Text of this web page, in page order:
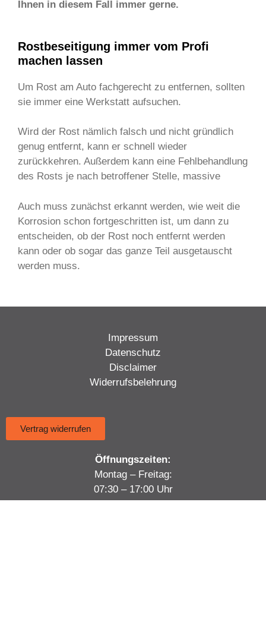
Ihnen in diesem Fall immer gerne.
Rostbeseitigung immer vom Profi
machen lassen
Um Rost am Auto fachgerecht zu entfernen, sollten
sie immer eine Werkstatt aufsuchen.
Wird der Rost nämlich falsch und nicht gründlich
genug entfernt, kann er schnell wieder
zurückkehren. Außerdem kann eine Fehlbehandlung
des Rosts je nach betroffener Stelle, massive
Auch muss zunächst erkannt werden, wie weit die
Korrosion schon fortgeschritten ist, um dann zu
entscheiden, ob der Rost noch entfernt werden
kann oder ob sogar das ganze Teil ausgetauscht
werden muss.
Impressum
Datenschutz
Disclaimer
Widerrufsbelehrung
Vertrag widerrufen
Öffnungszeiten:
Montag – Freitag:
07:30 – 17:00 Uhr